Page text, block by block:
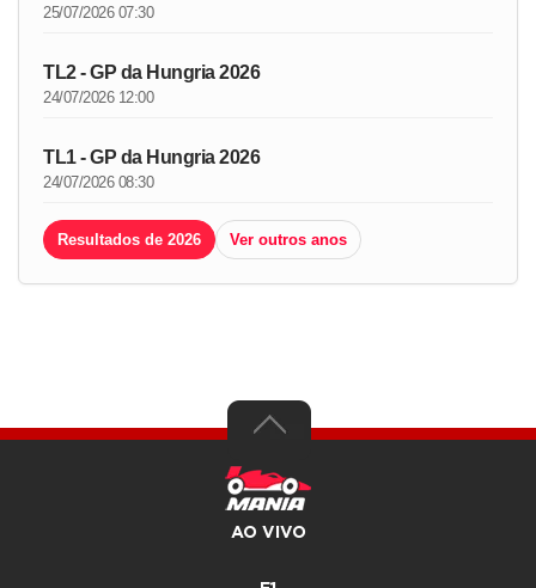
25/07/2026 07:30
TL2 - GP da Hungria 2026
24/07/2026 12:00
TL1 - GP da Hungria 2026
24/07/2026 08:30
Resultados de 2026 Ver outros anos
AO VIVO